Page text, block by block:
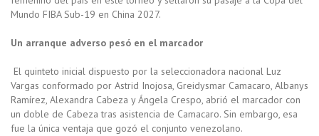
Mundo FIBA Sub-19 en China 2027.
Un arranque adverso pesó en el marcador
El quinteto inicial dispuesto por la seleccionadora nacional Luz
Vargas conformado por Astrid Inojosa, Greidysmar Camacaro, Albanys
Ramírez, Alexandra Cabeza y Ángela Crespo, abrió el marcador con
un doble de Cabeza tras asistencia de Camacaro. Sin embargo, esa
fue la única ventaja que gozó el conjunto venezolano.